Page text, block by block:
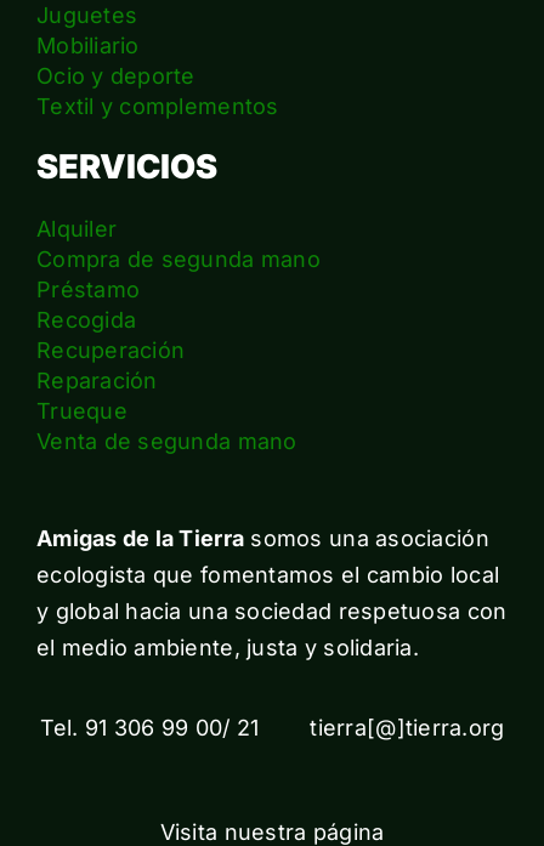
Juguetes
Mobiliario
Ocio y deporte
Textil y complementos
SERVICIOS
Alquiler
Compra de segunda mano
Préstamo
Recogida
Recuperación
Reparación
Trueque
Venta de segunda mano
Amigas de la Tierra somos una asociación
ecologista que fomentamos el cambio local
y global hacia una sociedad respetuosa con
el medio ambiente, justa y solidaria.
Tel. 91 306 99 00/ 21 tierra[@]tierra.org
Visita nuestra página